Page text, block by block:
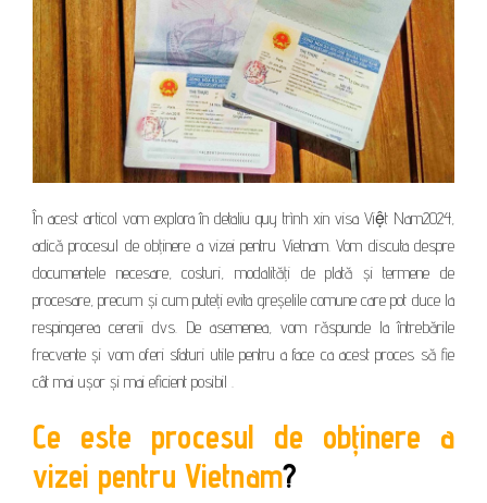
În acest articol vom explora în detaliu quy trình xin visa Việt Nam2024,
adică procesul de obținere a vizei pentru Vietnam. Vom discuta despre
documentele necesare, costuri, modalități de plată și termene de
procesare, precum și cum puteți evita greșelile comune care pot duce la
respingerea cererii dvs. De asemenea, vom răspunde la întrebările
frecvente și vom oferi sfaturi utile pentru a face ca acest proces să fie
cât mai ușor și mai eficient posibil .
Ce este procesul de obținere a
vizei pentru Vietnam?